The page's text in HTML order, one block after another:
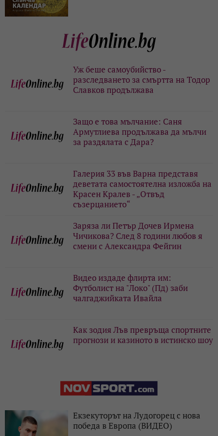
Уж беше самоубийство -
разследването за смъртта на Тодор
Славков продължава
Защо е това мълчание: Саня
Армутлиева продължава да мълчи
за раздялата с Дара?
Галерия 33 във Варна представя
деветата самостоятелна изложба на
Красен Кралев - „Отвъд
съзерцанието“
Заряза ли Петър Дочев Ирмена
Чичикова? След 8 години любов я
смени с Александра Фейгин
Видео издаде флирта им:
Футболист на "Локо" (Пд) заби
чалгаджийката Ивайла
Как зодия Лъв превръща спортните
прогнози и казиното в истинско шоу
Екзекуторът на Лудогорец с нова
победа в Европа (ВИДЕО)